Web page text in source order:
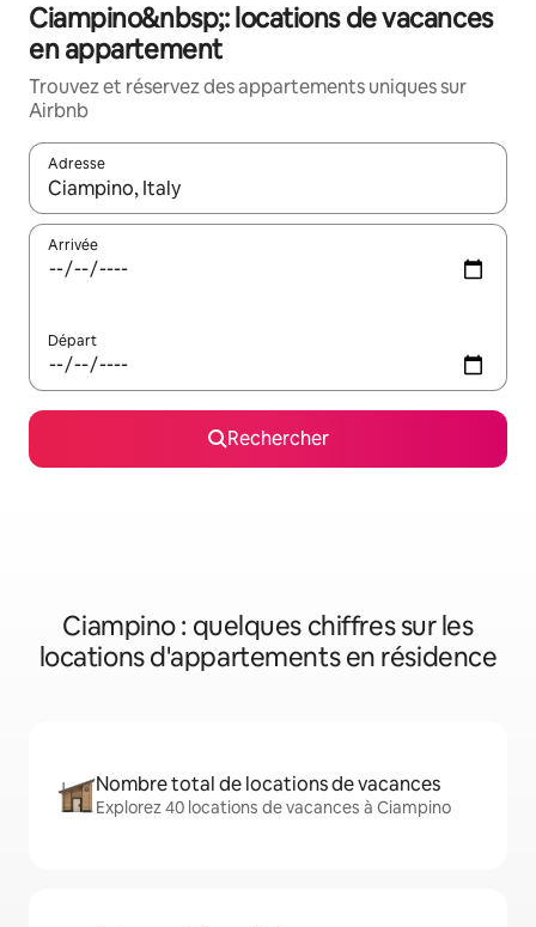
Ciampino&nbsp;: locations de vacances
en appartement
Trouvez et réservez des appartements uniques sur
Airbnb
Adresse
Lorsque les résultats s'affichent, utilisez les flèches vers le
Arrivée
Départ
Rechercher
Ciampino : quelques chiffres sur les
locations d'appartements en résidence
Nombre total de locations de vacances
Explorez 40 locations de vacances à Ciampino